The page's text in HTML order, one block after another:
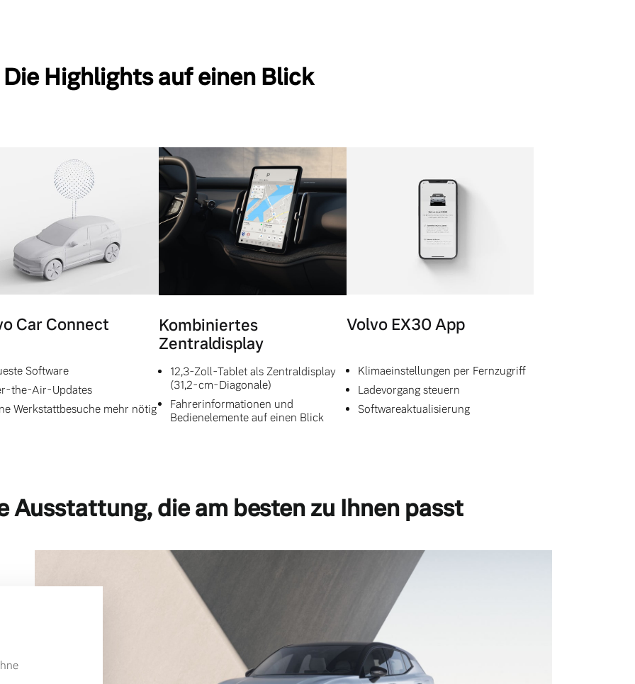
Die Highlights auf einen Blick
Car Connect
Software
the-Air-Updates
Werkstattbesuche mehr nötig
Kombiniertes
Zentraldisplay
12,3-Zoll-Tablet als Zentraldisplay
(31,2-cm-Diagonale)
Fahrerinformationen und
Bedienelemente auf einen Blick
Volvo EX30 App
Klimaeinstellungen per Fernzugriff
Ladevorgang steuern
Softwareaktualisierung
Ausstattung, die am besten zu Ihnen passt